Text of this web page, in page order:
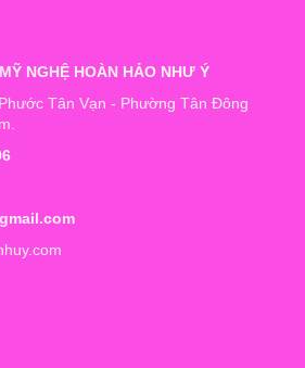
NGHỆ HOÀN HẢO NHƯ Ý
Tân Vạn - Phường Tân Đông